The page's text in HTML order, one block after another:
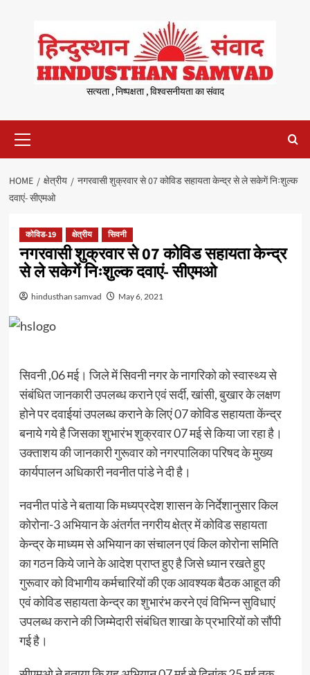
content
सत्यता , निष्पक्षता , विश्वसनीयता का संवाद
Menu
HOME क्षेत्रीय
नगरवासी शुक्रवार से 07 कोविड सहायता केन्द्र से ले सकेगें निःशुल्क
दवाएं- सीएमओ
कोविड-19 क्षेत्रीय सिवनी
नगरवासी शुक्रवार से 07 कोविड सहायता केन्द्र
से ले सकेगें निःशुल्क दवाएं- सीएमओ
hindusthan samvad May 6, 2021
सिवनी ,06 मई। जिले में सिवनी नगर के नागरिको को स्वास्थ्य से
संबंधित जानकारी उपलब्ध कराने एवं सर्दी, खांसी, बुखार के लक्षण
होने पर दवाईयां उपलब्ध कराने के लिएं 07 कोविड सहायता केंन्द्र
बनाये गये है जिसका शुभारंभ शुक्रवार 07 मई से किया जा रहा है।
उक्ताशय की जानकारी गुरूवार को नगरपालिका परिषद के मुख्य
कार्यपालन अधिकारी नवनीत पांडे ने दी है।
नवनीत पांडे ने बताया कि मध्यप्रदेश शासन के निर्देशानुसार किल
कोरोना-3 अभियान के अंतर्गत नगरीय क्षेत्र में कोविड सहायता
केन्द्र के माध्यम से अभियान का संचालन एवं किल कोरोना समिति
का गठन किये जाने के आदेश प्राप्त हुए है जिसे ध्यान रखते हुए
गुरूवार को विभागीय कर्मचारियों की एक आवश्यक बैठक आहूत की
एवं कोविड सहायता केन्द्र का शुभारंभ करने एवं विभिन्न सुविधाएं
उपलब्ध कराने की जिम्मेदारी संबंधित शाखा के प्रभारियों को सौंपी
गई है।